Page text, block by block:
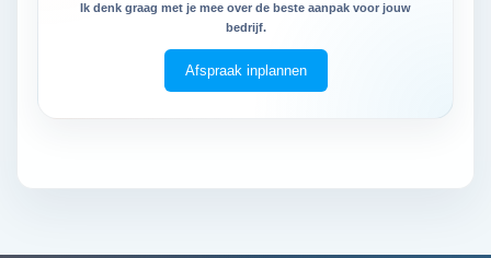
Ik denk graag met je mee over de beste aanpak voor jouw
bedrijf.
Afspraak inplannen